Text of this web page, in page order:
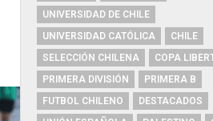
UNIVERSIDAD DE CHILE
UNIVERSIDAD CATÓLICA
CHILE
SELECCIÓN CHILENA
COPA
PRIMERA DIVISIÓN
PRIMERA B
FUTBOL CHILENO
DESTACADOS